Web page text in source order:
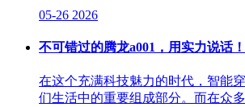
05-26 2026
不可错过的腾龙a001，用实力说话！
在这个充满科技魅力的时代，智能
们生活中的重要组成部分。而在众